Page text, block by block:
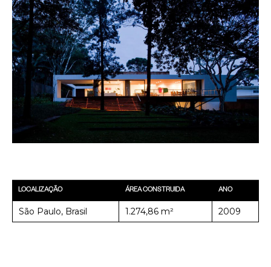
LOCALIZAÇÃO ÁREA CONSTRUIDA ANO
São Paulo, Brasil 1.274,86 m² 2009